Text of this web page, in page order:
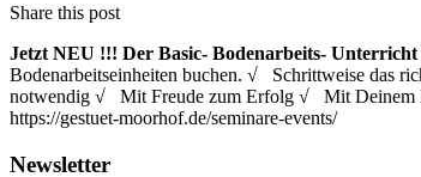
Share this post
Jetzt NEU !!! Der Basic- Bodenarbeits- Unterricht
Bodenarbeitseinheiten buchen. √ Schrittweise das
notwendig √ Mit Freude zum Erfolg √ Mit Deinem
https://gestuet-moorhof.de/seminare-events/
Newsletter